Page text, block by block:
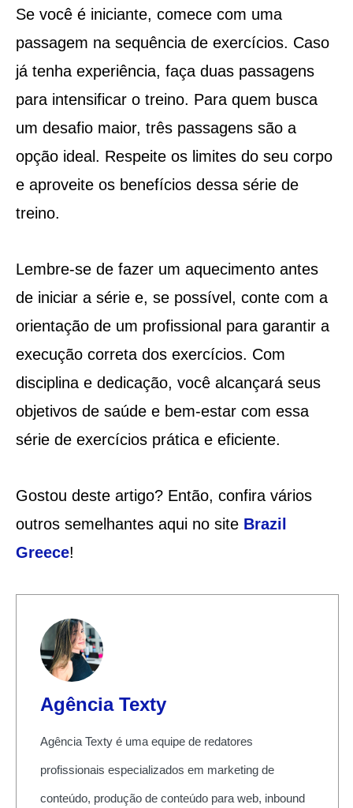
Se você é iniciante, comece com uma
passagem na sequência de exercícios. Caso
já tenha experiência, faça duas passagens
para intensificar o treino. Para quem busca
um desafio maior, três passagens são a
opção ideal. Respeite os limites do seu corpo
e aproveite os benefícios dessa série de
treino.
Lembre-se de fazer um aquecimento antes
de iniciar a série e, se possível, conte com a
orientação de um profissional para garantir a
execução correta dos exercícios. Com
disciplina e dedicação, você alcançará seus
objetivos de saúde e bem-estar com essa
série de exercícios prática e eficiente.
Gostou deste artigo? Então, confira vários
outros semelhantes aqui no site Brazil
Greece!
Agência Texty
Agência Texty é uma equipe de redatores
profissionais especializados em marketing de
conteúdo, produção de conteúdo para web, inbound